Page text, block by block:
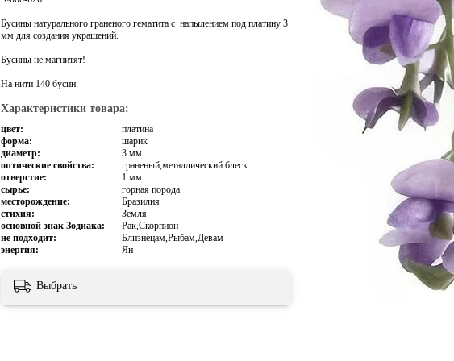
Бусины натурального граненого гематита с напылением под платину 3
мм для создания украшений.
Бусины не магнитят!
На нити 140 бусин.
Характеристики товара:
цвет:
платина
форма:
шарик
диаметр:
3 мм
оптические свойства:
граненый,металлический блеск
отверстие:
1 мм
сырье:
горная порода
месторождение:
Бразилия
стихия:
Земля
основной знак Зодиака:
Рак,Скорпион
не подходит:
Близнецам,Рыбам,Девам
энергия:
Ян
Выбрать